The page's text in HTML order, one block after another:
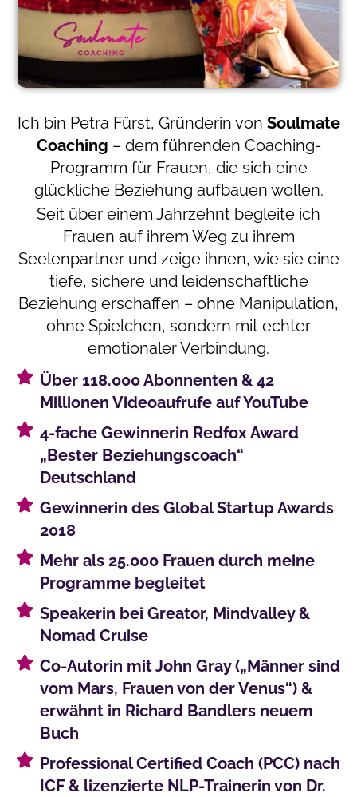
Ich bin Petra Fürst, Gründerin von Soulmate
Coaching – dem führenden Coaching-
Programm für Frauen, die sich eine
glückliche Beziehung aufbauen wollen.
Seit über einem Jahrzehnt begleite ich
Frauen auf ihrem Weg zu ihrem
Seelenpartner und zeige ihnen, wie sie eine
tiefe, sichere und leidenschaftliche
Beziehung erschaffen – ohne Manipulation,
ohne Spielchen, sondern mit echter
emotionaler Verbindung.
Über 118.000 Abonnenten & 42
Millionen Videoaufrufe auf YouTube
4-fache Gewinnerin Redfox Award
„Bester Beziehungscoach“
Deutschland
Gewinnerin des Global Startup Awards
2018
Mehr als 25.000 Frauen durch meine
Programme begleitet
Speakerin bei Greator, Mindvalley &
Nomad Cruise
Co-Autorin mit John Gray („Männer sind
vom Mars, Frauen von der Venus“) &
erwähnt in Richard Bandlers neuem
Buch
Professional Certified Coach (PCC) nach
ICF & lizenzierte NLP-Trainerin von Dr.